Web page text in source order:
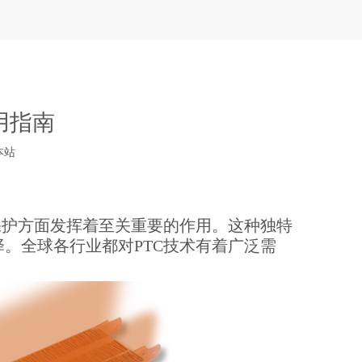
指南
站
方面发挥着至关重要的作用。这种独特
全球各行业都对PTC技术有着广泛需